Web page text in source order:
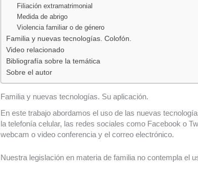
Filiación extramatrimonial
Medida de abrigo
Violencia familiar o de género
Familia y nuevas tecnologías. Colofón.
Video relacionado
Bibliografía sobre la temática
Sobre el autor
Familia y nuevas tecnologías. Su aplicación.
En este trabajo abordamos el uso de las nuevas
la telefonía celular, las redes sociales como Facebook o
webcam o video conferencia y el correo electrónico.
Nuestra legislación en materia de familia no contempla el